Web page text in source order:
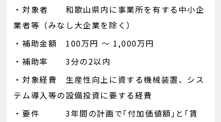
・対象者 和歌山県内に事業所を有する中小企
業者等（みなし大企業を除く）
・補助金額 100万円 ～ 1,000万円
・補助率 3分の2以内
・対象経費 生産性向上に資する機械装置、シス
テム導入等の設備投資に要する経費
・要件 3年間の計画で｢付加価値額｣と｢賃